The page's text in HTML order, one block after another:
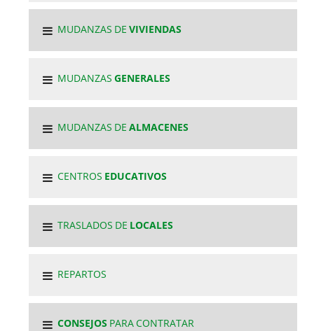
MUDANZAS DEVIVIENDAS
MUDANZASGENERALES
MUDANZAS DEALMACENES
CENTROS EDUCATIVOS
TRASLADOS DE LOCALES
REPARTOS
CONSEJOS PARA CONTRATAR